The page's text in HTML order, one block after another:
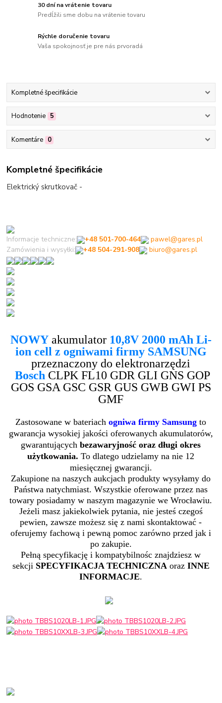
30 dní na vrátenie tovaru
Predĺžili sme dobu na vrátenie tovaru
Rýchle doručenie tovaru
Vaša spokojnosť je pre nás prvoradá
Kompletné špecifikácie
Hodnotenie 5
Komentáre 0
Kompletné špecifikácie
Elektrický skrutkovač -
Informacje techniczne: +48 501-700-464
pawel@gares.pl
Zamówienia i wysyłki:
+48 504-291-908 biuro@gares.pl
NOWYakumulator 10,8V 2000 mAh Li-
ion cell z ogniwami firmy SAMSUNG
przeznaczony do elektronarzędzi
Bosch CLPK FL10 GDR GLI GNS GOP
GOS GSA GSC GSR GUS GWB GWI PS
GMF
Zastosowane w bateriach ogniwa firmy Samsung to
gwarancja wysokiej jakości oferowanych akumulatorów,
gwarantujących bezawaryjność oraz długi okres
użytkowania. To dlatego udzielamy na nie 12
miesięcznej gwarancji.
Zakupione na naszych aukcjach produkty wysyłamy do
Państwa natychmiast. Wszystkie oferowane przez nas
towary posiadamy w naszym magazynie we Wrocławiu.
Jeżeli masz jakiekolwiek pytania, nie jesteś czegoś
pewien, zawsze możesz się z nami skontaktować -
oferujemy fachową i pewną pomoc zarówno przed jak i
po zakupie.
Pełną specyfikację i kompatybilnośc znajdziesz w
sekcji SPECYFIKACJA TECHNICZNA oraz INNE
INFORMACJE.